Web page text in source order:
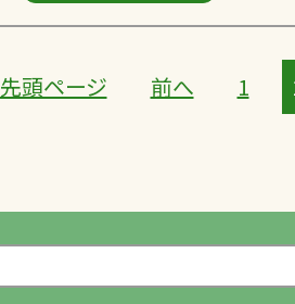
先頭ページ 前へ 1